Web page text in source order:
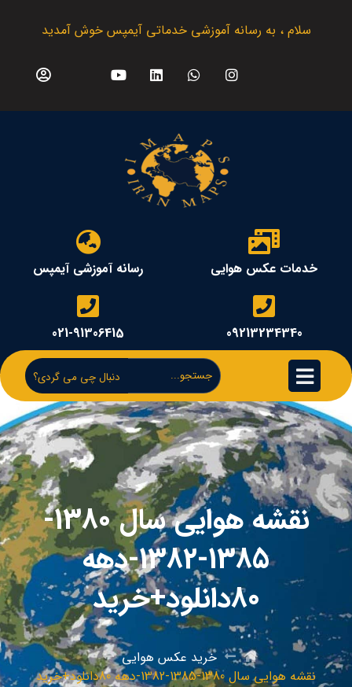
سلام ، به رسانه آموزشی خدماتی آیمپس خوش آمدید
خدمات عکس هوایی
09213234340
رسانه آموزشی آیمپس
021-91306415
دنبال چی می گردی؟
نقشه هوایی سال 1380-
1385-1382-دهه
80دانلود+خرید
خرید عکس هوایی
نقشه هوایی سال 1380-1385-1382-دهه 80دانلود+خرید